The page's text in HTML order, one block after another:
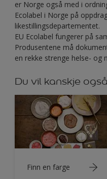
er Norge også med i
Ecolabel i Norge på
likestillingsdepartementet.
EU Ecolabel fungerer på
Produsentene må
en rekke strenge helse- og
Du vil kanskje
Finn en farge